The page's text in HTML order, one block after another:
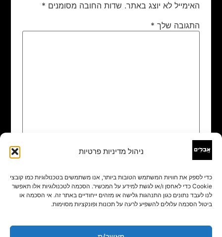
ניהול מדיניות פרטיות
כדי לספק את חוויות המשתמש הטובות ביותר, אנו משתמשים בטכנולוגיות כמו קובצי
Cookie כדי לאחסן ו/או לגשת למידע על המכשיר. הסכמה לטכנולוגיות אלו תאפשר
לנו לעבד נתונים כגון התנהגות גלישה או מזהים ייחודיים באתר זה. אי הסכמה או
ביטול הסכמה עלולים להשפיע לרעה על תכונות ופונקציות מסוימות.
האימייל לא יוצג באתר. שדות החובה מסומנים *
התגובה שלך *
שם
אימייל*